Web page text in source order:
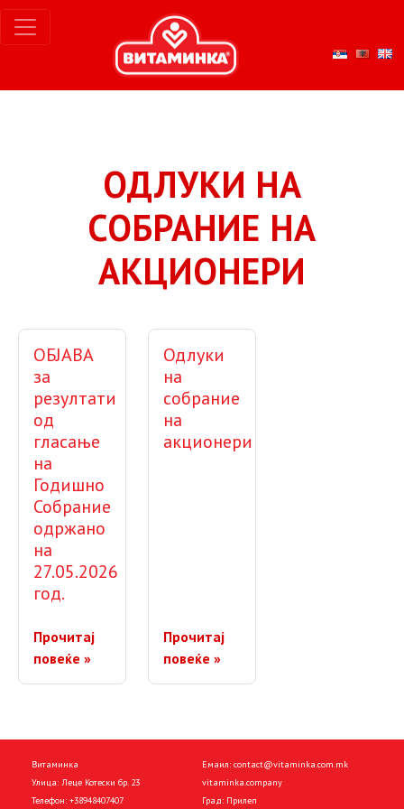
ОДЛУКИ НА
СОБРАНИЕ НА
АКЦИОНЕРИ
ОБЈАВА
за
резултати
од
гласање
на
Годишно
Собрание
одржано
на
27.05.2026
год.
Прочитај
повеќе »
Одлуки
на
собрание
на
акционери
Прочитај
повеќе »
Витаминка
Улица: Леце Котески бр. 23
Телефон: +38948407407
Емаил: contact@vitaminka.com.mk
vitaminka.company
Град: Прилеп